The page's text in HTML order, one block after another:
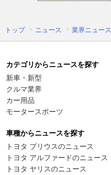
トップ ニュース 業界ニュース
カテゴリからニュースを探す
新車・新型
クルマ業界
カー用品
モータースポーツ
車種からニュースを探す
トヨタ プリウスのニュース
トヨタ アルファードのニュース
トヨタ ヤリスのニュース